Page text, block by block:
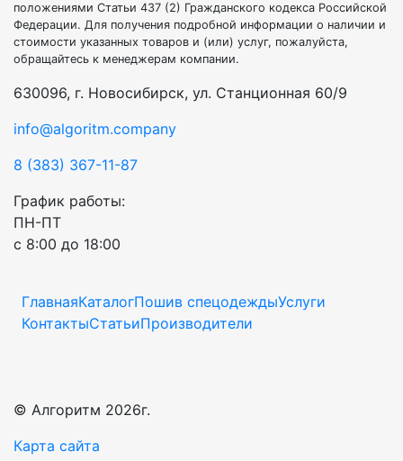
положениями Статьи 437 (2) Гражданского кодекса Российской
Федерации. Для получения подробной информации о наличии и
стоимости указанных товаров и (или) услуг, пожалуйста,
обращайтесь к менеджерам компании.
630096, г. Новосибирск, ул. Станционная 60/9
info@algoritm.company
8 (383) 367-11-87
График работы:
ПН-ПТ
с 8:00 до 18:00
ГлавнаяКаталогПошив спецодеждыУслуги
КонтактыСтатьиПроизводители
© Алгоритм 2026г.
Карта сайта